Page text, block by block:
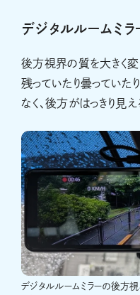
デジタルルームミラ
後方視界の質を大きく変
残っていたり曇っていた
なく、後方がはっきり見え
デジタルルームミラーの後方